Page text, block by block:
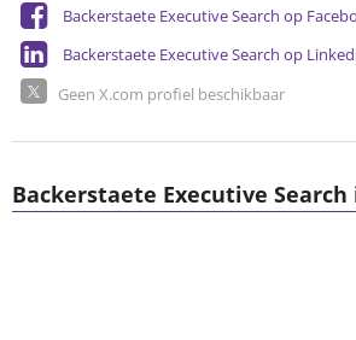
Backerstaete Executive Search op
Backerstaete Executive Search op
Geen X.com profiel beschikbaar
Backerstaete Executive